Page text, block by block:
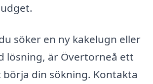
söker en ny kakelugn eller
lösning, är Övertorneå ett
din sökning. Kontakta